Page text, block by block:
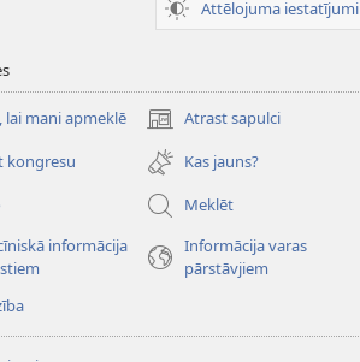
Attēlojuma iestatījumi
lai mani apmeklē Atrast sapulci
(opens
new
window)
kongresu
Kas jauns?
Meklēt
informācija
Informācija varas
pārstāvjiem